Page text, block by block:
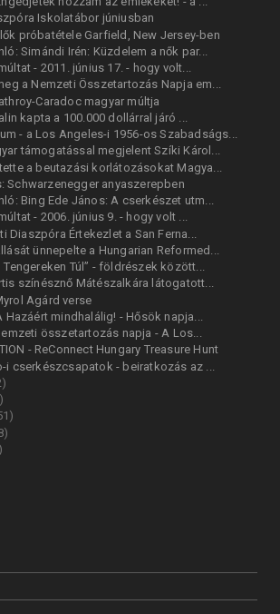
Iskolatábor júniusban
próbatétele Garfield, New Jersey-ben
Simándi Irén: Küzdelem a nők par...
- 2011. június 17. - hogy volt...
a Nemzeti Összetartozás Napja em...
Caradoc magyar múltja
kapta a 100.000 dollárral járó ...
- a Los Angeles-i 1956-os Szabadságs...
támogatással megjelent Szíki Károl...
a beutazási korlátozásokat Magya...
Schwarzenegger anyaszerepben
Bing Ede János: A cserkészet utm...
- 2006. június 9. - hogy volt ...
Diaszpóra Értekezlet a San Ferna...
ünnepelte a Hungarian Reformed...
Tengereken Túl” - földrészek között...
színésznő Mátészalkára látogatott...
Agárd verse
Hazáért mindhalálig! - Hősök napja...
összetartozás napja - A Los...
- ReConnect Hungary Treasure Hunt
i cserkészcsapatok - beiratkozás az ...